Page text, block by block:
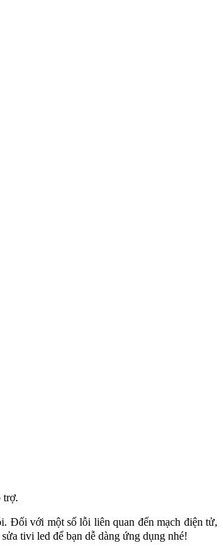
trợ.
Đối với một số lỗi liên quan đến mạch điện tử,
tivi led để bạn dễ dàng ứng dụng nhé!